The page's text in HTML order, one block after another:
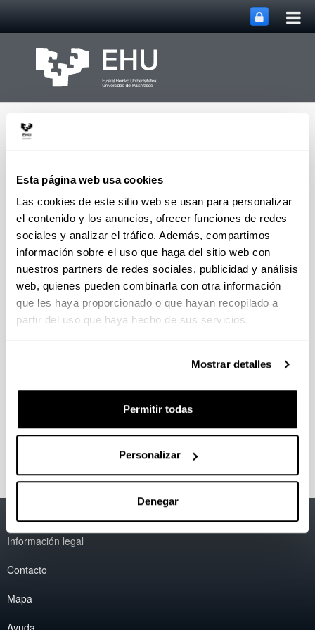
Esta página web usa cookies
Las cookies de este sitio web se usan para personalizar
el contenido y los anuncios, ofrecer funciones de redes
sociales y analizar el tráfico. Además, compartimos
información sobre el uso que haga del sitio web con
nuestros partners de redes sociales, publicidad y análisis
web, quienes pueden combinarla con otra información
que les haya proporcionado o que hayan recopilado a
partir del uso que haya hecho de sus servicios.
Mostrar detalles
Permitir todas
Personalizar
Denegar
Vicerrectorado de
Investigación
MenúAbrir/cerrar
Presentación
El objetivo de este curso es contribuir en la capacitación
de las personas que se dedican a la Gestión de
normativas que afectar a la hora de gestionar
proyectos, personal investigador y justificar las
subvenciones recibidas.
Información legal
Contacto
Mapa
Ayuda